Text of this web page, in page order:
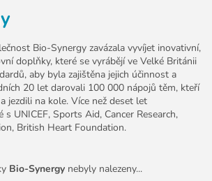
Bio-Synergy zavázala vyvíjet inovativní,
doplňky, které se vyrábějí ve Velké Británii
aby byla zajištěna jejich účinnost a
20 let darovali 100 000 nápojů těm, kteří
jezdili na kole. Více než deset let
UNICEF, Sports Aid, Cancer Research,
British Heart Foundation.
Bio-Synergy nebyly nalezeny...